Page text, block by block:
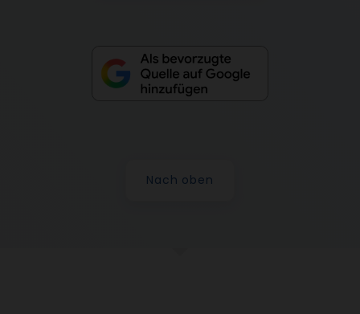
Nach oben